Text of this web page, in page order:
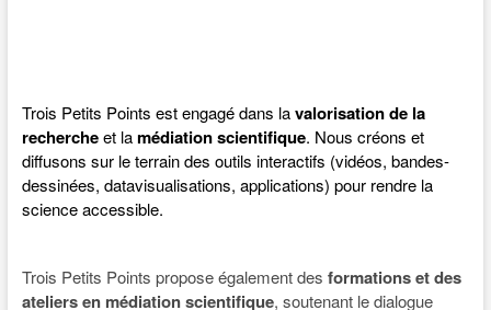
Trois Petits Points est engagé dans lavalorisation de la
rechercheet lamédiation scientifique. Nous créons et
diffusons sur le terrain des outils interactifs (vidéos, bandes-
dessinées, datavisualisations, applications) pour rendre la
science accessible.
Trois Petits Points propose également des formations et des
ateliers en médiation scientifique, soutenant le dialogue